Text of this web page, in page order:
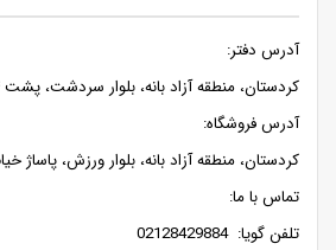
آدرس دفتر:
کردستان، منطقه آزاد بانه، بلوار سردشت، پشت ۲۴مارکت
آدرس فروشگاه:
کردستان، منطقه آزاد بانه، بلوار ورزش، پاساژ
تماس با ما:
تلفن گویا: 02128429884